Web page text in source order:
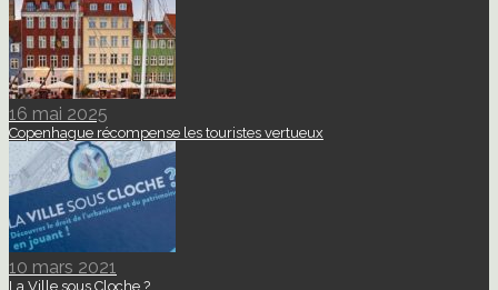
16 mai 2025
Copenhague récompense les touristes vertueux
10 mars 2021
La Ville sous Cloche ?